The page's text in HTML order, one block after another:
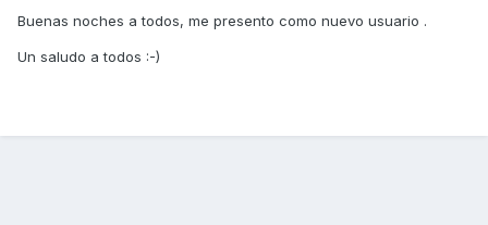
Buenas noches a todos, me presento como nuevo usuario .
Un saludo a todos :-)